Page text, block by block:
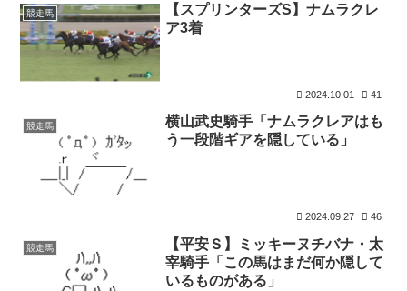
競走馬
【スプリンターズS】ナムラクレ
ア3着
2024.10.01 41
競走馬
横山武史騎手「ナムラクレアはも
う一段階ギアを隠している」
2024.09.27 46
競走馬
【平安Ｓ】ミッキーヌチバナ・太
宰騎手「この馬はまだ何か隠して
いるものがある」